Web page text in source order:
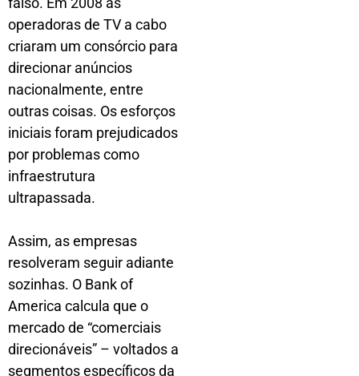
operadoras de TV a cabo
criaram um consórcio para
direcionar anúncios
nacionalmente, entre
outras coisas. Os esforços
iniciais foram prejudicados
por problemas como
infraestrutura
ultrapassada.
Assim, as empresas
resolveram seguir adiante
sozinhas. O Bank of
America calcula que o
mercado de “comerciais
direcionáveis” – voltados a
segmentos específicos da